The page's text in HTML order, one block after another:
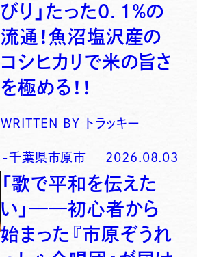
びり」たった0．1％の
流通！魚沼塩沢産の
コシヒカリで米の旨さ
を極める！！
WRITTEN BY トラッキー
-千葉県市原市 2026.08.03
「歌で平和を伝えた
い」──初心者から
始まった『市原ぞうれ